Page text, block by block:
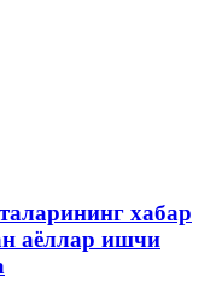
хабар
аёллар ишчи